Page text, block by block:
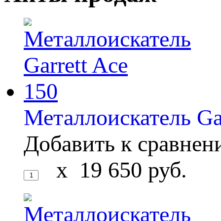
Металлоискатель
Добавить к
x 19 650 руб.